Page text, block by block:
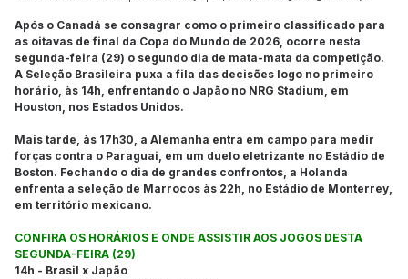
Após o Canadá se consagrar como o primeiro classificado para
as oitavas de final da Copa do Mundo de 2026, ocorre nesta
segunda-feira (29) o segundo dia de mata-mata da competição.
A Seleção Brasileira puxa a fila das decisões logo no primeiro
horário, às 14h, enfrentando o Japão no NRG Stadium, em
Houston, nos Estados Unidos.
Mais tarde, às 17h30, a Alemanha entra em campo para medir
forças contra o Paraguai, em um duelo eletrizante no Estádio de
Boston. Fechando o dia de grandes confrontos, a Holanda
enfrenta a seleção de Marrocos às 22h, no Estádio de Monterrey,
em território mexicano.
CONFIRA OS HORÁRIOS E ONDE ASSISTIR AOS JOGOS DESTA
SEGUNDA-FEIRA (29)
14h - Brasil x Japão